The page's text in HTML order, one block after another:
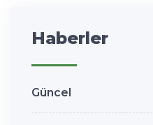
Haberler
Güncel